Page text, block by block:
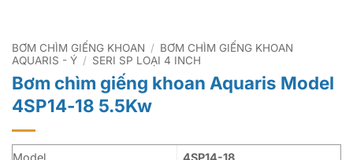
BƠM CHÌM GIẾNG KHOAN / BƠM CHÌM GIẾNG KHOAN
AQUARIS - Ý / SERI SP LOẠI 4 INCH
Bơm chìm giếng khoan Aquaris Model
4SP14-18 5.5Kw